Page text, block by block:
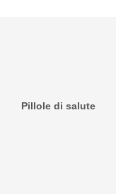
Pillole di salute